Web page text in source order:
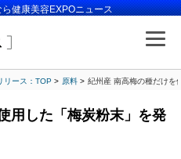
健康美容EXPOニュース
リース：TOP 原料 紀州産 南高梅の種だけを
用した「梅炭粉末」を発